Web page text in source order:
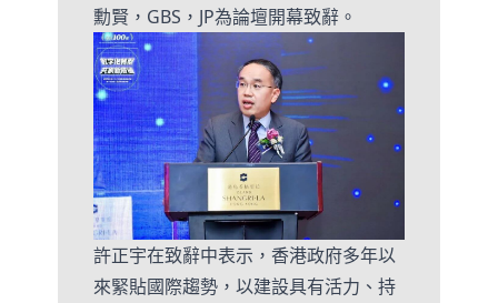
勳賢，GBS，JP為論壇開幕致辭。
許正宇在致辭中表示，香港政府多年以
來緊貼國際趨勢，以建設具有活力、持